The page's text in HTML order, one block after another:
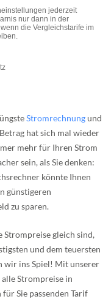
Stromrechnungund
hat sich mal wieder
mehr für Ihren Strom
sein, als Sie denken:
könnte Ihnen
günstigeren
zu sparen.
Strompreise gleich sind,
und dem teuersten
wir ins Spiel! Mit unserer
Strompreise in
Sie passenden Tarif